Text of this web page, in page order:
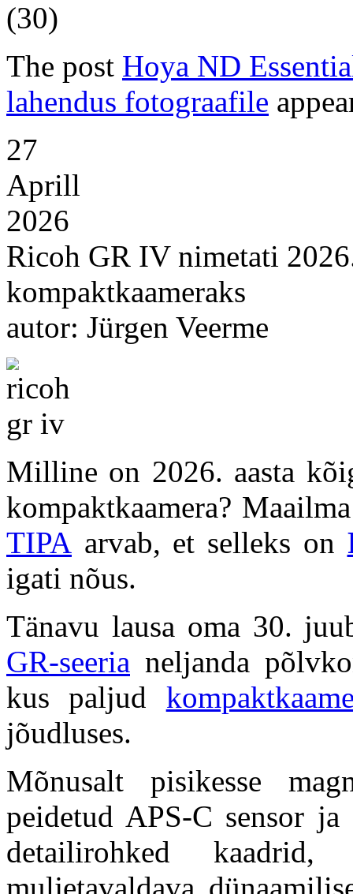
(30)
The post Hoya ND
lahendus fotograafile
27
Aprill
2026
Ricoh GR IV nimetati
kompaktkaameraks
autor: Jürgen Veerme
Milline on 2026. aasta
kompaktkaamera?
TIPA arvab, et selleks on
igati nõus.
Tänavu lausa oma 30.
GR-seeria neljanda
kus paljud
jõudluses.
Mõnusalt pisikesse
peidetud APS-C sensor
detailirohked